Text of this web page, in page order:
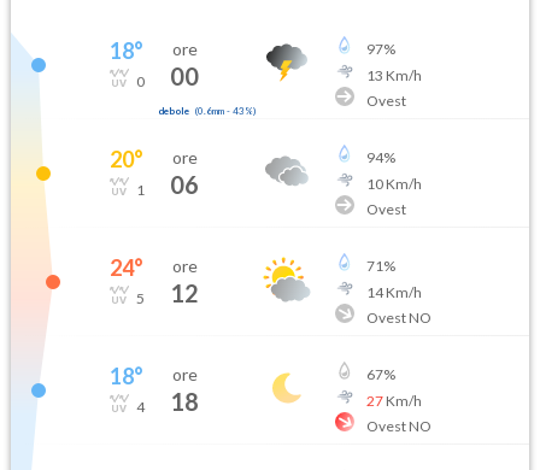
18°
0
ore
00
debole (0.6mm- 43 %)
97%
13 Km/h
Ovest
20°
1
ore
06
94%
10Km/h
Ovest
24°
5
ore
12
71%
14Km/h
Ovest NO
18°
4
ore
18
67%
27Km/h
Ovest NO